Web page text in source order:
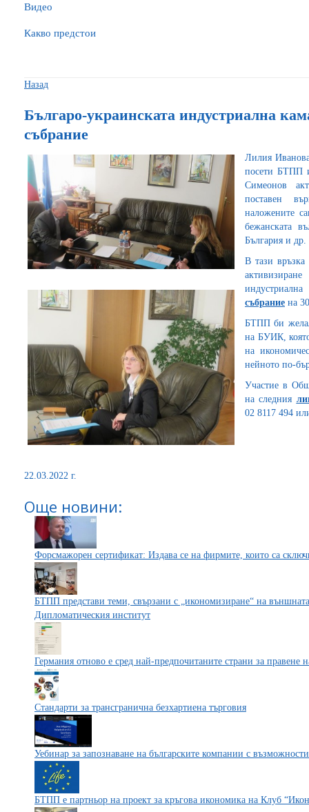
Видео
Какво предстои
Назад
Българо-украинската индустриална
събрание
Лилия
посети БТПП
Симеонов
поставен
наложените
бежанската
България и др.
В тази
събрание на
БТПП би
на БУИК,
на
нейното по-
Участие в
на следния
02 8117 494
22.03.2022 г.
Още новини:
Форсмажорен сертификат: Издава се на фирмите, които са
БТПП представи теми, свързани с „икономизиране“ на
Дипломатическия институт
Германия отново е сред най-предпочитаните страни за правене
Стандарти за трансгранична безхартиена търговия
Уебинар за запознаване на българските компании с
БТПП е партньор на проект за кръгова икономика на Клуб